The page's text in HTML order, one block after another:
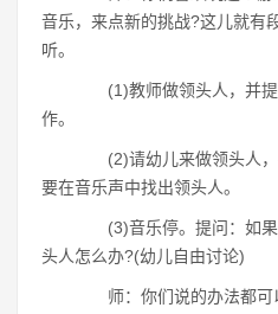
音乐，来点新的挑战?这儿就有
听。
(1)教师做领头人，并提
作。
(2)请幼儿来做领头人，
要在音乐声中找出领头人。
(3)音乐停。提问：如果
头人怎么办?(幼儿自由讨论)
师：你们说的办法都可